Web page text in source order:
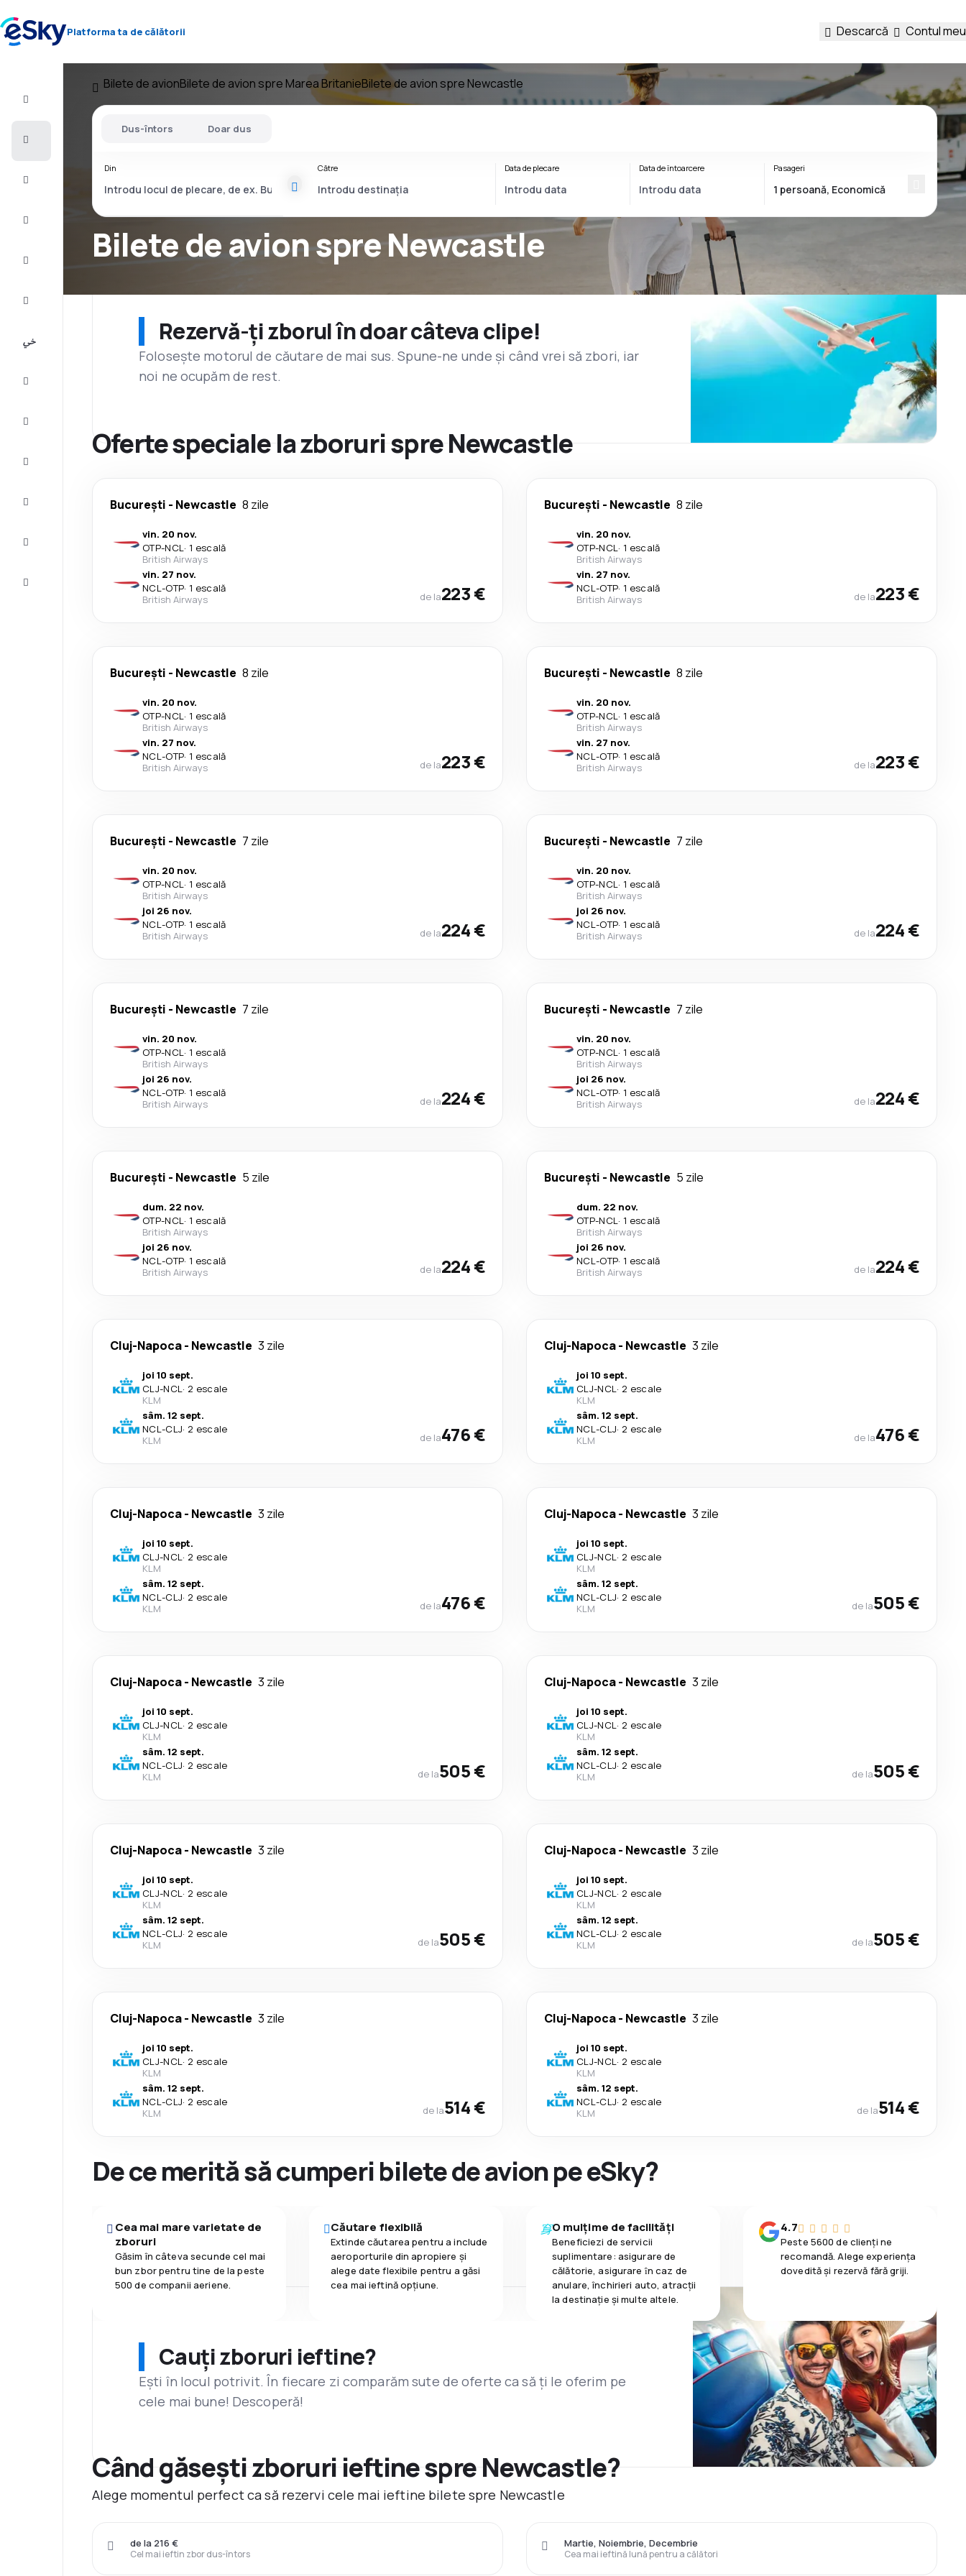
Platforma ta de călătorii Descarcă Contul meu
Bilete de avionBilete de avion spre Marea BritanieBilete de avion spre Newcastle
Bilete de avion spre Newcastle
Dus-întors Doar dus
Din Către Data de plecare Data de întoarcere Pasageri
Rezervă-ți zborul în doar câteva clipe!
Folosește motorul de căutare de mai sus. Spune-ne unde și când vrei să zbori, iar
noi ne ocupăm de rest.
Oferte speciale la zboruri spre Newcastle
București - Newcastle 8 zile
vin. 20 nov.
OTP-NCL· 1 escală
British Airways
vin. 27 nov.
NCL-OTP· 1 escală
British Airways
de la223 €
București - Newcastle 8 zile
vin. 20 nov.
OTP-NCL· 1 escală
British Airways
vin. 27 nov.
NCL-OTP· 1 escală
British Airways
de la223 €
București - Newcastle 8 zile
vin. 20 nov.
OTP-NCL· 1 escală
British Airways
vin. 27 nov.
NCL-OTP· 1 escală
British Airways
de la223 €
București - Newcastle 8 zile
vin. 20 nov.
OTP-NCL· 1 escală
British Airways
vin. 27 nov.
NCL-OTP· 1 escală
British Airways
de la223 €
București - Newcastle 7 zile
vin. 20 nov.
OTP-NCL· 1 escală
British Airways
joi 26 nov.
NCL-OTP· 1 escală
British Airways
de la224 €
București - Newcastle 7 zile
vin. 20 nov.
OTP-NCL· 1 escală
British Airways
joi 26 nov.
NCL-OTP· 1 escală
British Airways
de la224 €
București - Newcastle 7 zile
vin. 20 nov.
OTP-NCL· 1 escală
British Airways
joi 26 nov.
NCL-OTP· 1 escală
British Airways
de la224 €
București - Newcastle 7 zile
vin. 20 nov.
OTP-NCL· 1 escală
British Airways
joi 26 nov.
NCL-OTP· 1 escală
British Airways
de la224 €
București - Newcastle 5 zile
dum. 22 nov.
OTP-NCL· 1 escală
British Airways
joi 26 nov.
NCL-OTP· 1 escală
British Airways
de la224 €
București - Newcastle 5 zile
dum. 22 nov.
OTP-NCL· 1 escală
British Airways
joi 26 nov.
NCL-OTP· 1 escală
British Airways
de la224 €
Cluj-Napoca- Newcastle 3 zile
joi 10 sept.
CLJ-NCL· 2 escale
KLM
sâm. 12 sept.
NCL-CLJ· 2 escale
KLM
de la476 €
Cluj-Napoca- Newcastle 3 zile
joi 10 sept.
CLJ-NCL· 2 escale
KLM
sâm. 12 sept.
NCL-CLJ· 2 escale
KLM
de la476 €
Cluj-Napoca- Newcastle 3 zile
joi 10 sept.
CLJ-NCL· 2 escale
KLM
sâm. 12 sept.
NCL-CLJ· 2 escale
KLM
de la476 €
Cluj-Napoca- Newcastle 3 zile
joi 10 sept.
CLJ-NCL· 2 escale
KLM
sâm. 12 sept.
NCL-CLJ· 2 escale
KLM
de la505 €
Cluj-Napoca- Newcastle 3 zile
joi 10 sept.
CLJ-NCL· 2 escale
KLM
sâm. 12 sept.
NCL-CLJ· 2 escale
KLM
de la505 €
Cluj-Napoca- Newcastle 3 zile
joi 10 sept.
CLJ-NCL· 2 escale
KLM
sâm. 12 sept.
NCL-CLJ· 2 escale
KLM
de la505 €
Cluj-Napoca- Newcastle 3 zile
joi 10 sept.
CLJ-NCL· 2 escale
KLM
sâm. 12 sept.
NCL-CLJ· 2 escale
KLM
de la505 €
Cluj-Napoca- Newcastle 3 zile
joi 10 sept.
CLJ-NCL· 2 escale
KLM
sâm. 12 sept.
NCL-CLJ· 2 escale
KLM
de la505 €
Cluj-Napoca- Newcastle 3 zile
joi 10 sept.
CLJ-NCL· 2 escale
KLM
sâm. 12 sept.
NCL-CLJ· 2 escale
KLM
de la514 €
Cluj-Napoca- Newcastle 3 zile
joi 10 sept.
CLJ-NCL· 2 escale
KLM
sâm. 12 sept.
NCL-CLJ· 2 escale
KLM
de la514 €
De ce merită să cumperi bilete de avion pe eSky?
Cea mai mare varietate de
zboruri
Găsim în câteva secunde cel mai
bun zbor pentru tine de la peste
500 de companii aeriene.
Căutare flexibilă
Extinde căutarea pentru a include
aeroporturile din apropiere și
alege date flexibile pentru a găsi
cea mai ieftină opțiune.
O mulțime de facilități
Beneficiezi de servicii
suplimentare: asigurare de
călătorie, asigurare ȋn caz de
anulare, închirieri auto, atracții
la destinaţie și multe altele.
4.7
Peste 5600 de clienți ne
recomandă. Alege experiența
dovedită și rezervă fără griji.
Cauți zboruri ieftine?
Ești în locul potrivit. În fiecare zi comparăm sute de oferte ca să ți le oferim pe
cele mai bune! Descoperă!
Când găsești zboruri ieftine spre Newcastle?
Alege momentul perfect ca să rezervi cele mai ieftine bilete spre Newcastle
Cel mai ieftin zbor dus-întors
de la 216 €
Cea mai ieftină lună pentru a călători
Martie, Noiembrie, Decembrie